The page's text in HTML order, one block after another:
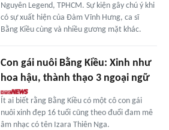
Nguyên Legend, TPHCM. Sự kiện gây chú ý khi
có sự xuất hiện của Đàm Vĩnh Hưng, ca sĩ
Bằng Kiều cùng và nhiều gương mặt khác.
Con gái nuôi Bằng Kiều: Xinh như
hoa hậu, thành thạo 3 ngoại ngữ
Ít ai biết rằng Bằng Kiều có một cô con gái
nuôi xinh đẹp 16 tuổi cũng theo đuổi đam mê
âm nhạc có tên Izara Thiên Nga.